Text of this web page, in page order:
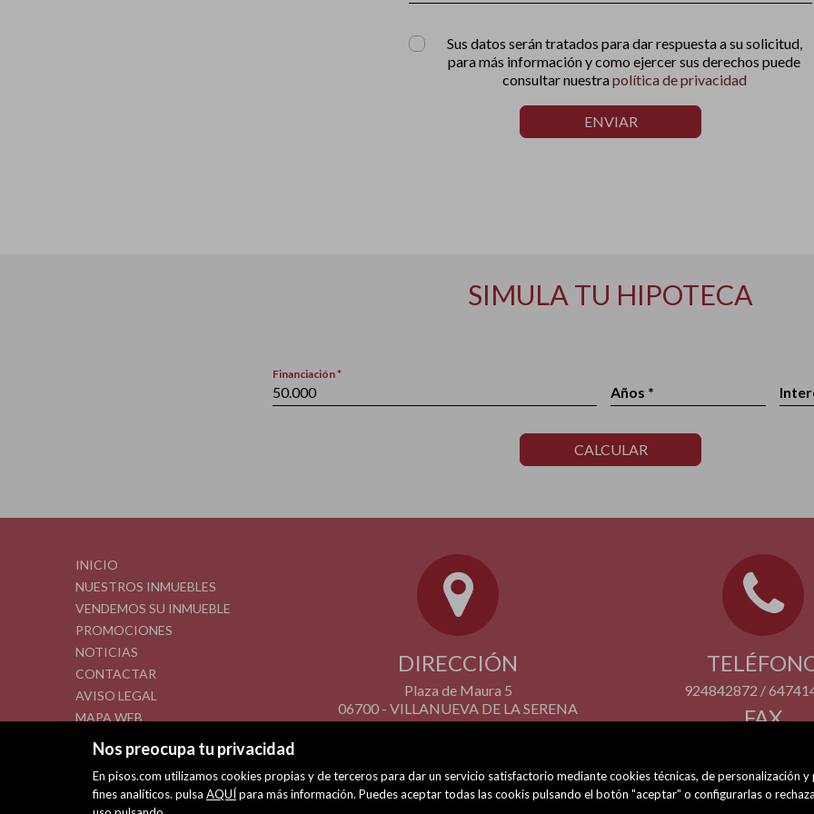
Nos preocupa tu privacidad
En pisos.com utilizamos cookies propias y de terceros para dar un servicio satisfactorio mediante cookies técnicas, de personalización y
fines analíticos. pulsa AQUÍ para más información. Puedes aceptar todas las cookis pulsando el botón "aceptar" o configurarlas o
Sus datos serán tratados para dar respuesta a su solicitud,
para más información y como ejercer sus derechos puede
consultar nuestrapolítica de privacidad
ENVIAR
SIMULA TU HIPOTECA
Financiación *
Años *
CALCULAR
INICIO
NUESTROS INMUEBLES
VENDEMOS SU INMUEBLE
PROMOCIONES
NOTICIAS
CONTACTAR
AVISO LEGAL
MAPA WEB
POLÍTICA DE COOKIES
DIRECCIÓN
Plaza de Maura 5
06700 - VILLANUEVA DE LA SERENA
(BADAJOZ)
924842872 /
FAX